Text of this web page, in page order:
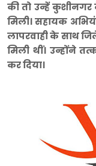
की तो उन्हें
मिली। सहायक
लापरवाही के साथ
मिली थीं। उन्होंने
कर दिया।